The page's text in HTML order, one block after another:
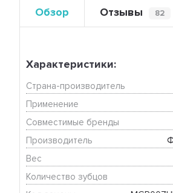
Обзор Отзывы 82
Характеристики:
Страна-производитель
Применение
Совместимые бренды
Производитель
Вес
Количество зубцов